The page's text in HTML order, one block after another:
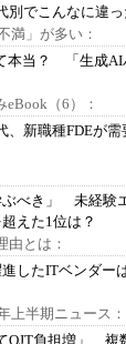
別でこんなに違っ
満」が多い：
本当？ 「生成
（6）：
、新職種FDEが
べき」 未経験
えた1位は？
由とは：
進したITベンダ
上半期ニュース：
OJT負担増」